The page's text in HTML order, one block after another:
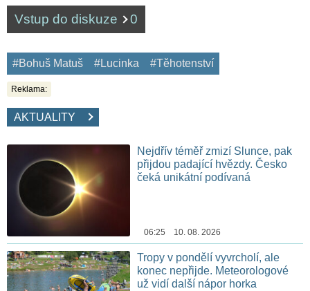
Vstup do diskuze 0
#Bohuš Matuš #Lucinka #Těhotenství
Reklama:
AKTUALITY
Nejdřív téměř zmizí Slunce, pak
přijdou padající hvězdy. Česko
čeká unikátní podívaná
06:25 10. 08. 2026
Tropy v pondělí vyvrcholí, ale
konec nepřijde. Meteorologové
už vidí další nápor horka